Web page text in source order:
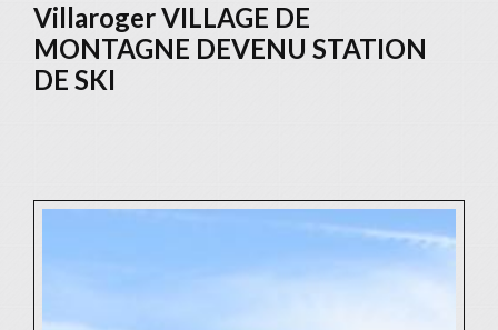
Villaroger VILLAGE DE
MONTAGNE DEVENU STATION
DE SKI